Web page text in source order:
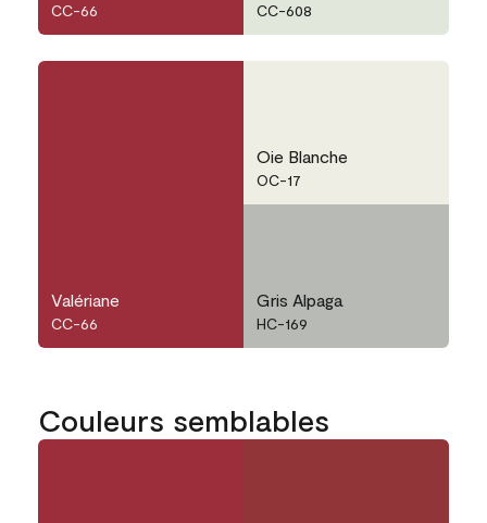
CC-66 CC-608
Valériane
CC-66
Oie Blanche
OC-17
Gris Alpaga
HC-169
Couleurs semblables